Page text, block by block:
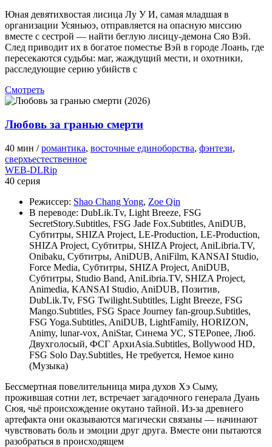
Юная девятихвостая лисица Лу У И, самая младшая в
организации Усяньюэ, отправляется на опасную миссию
вместе с сестрой — найти беглую лисицу-демона Сяо Вэй.
След приводит их в богатое поместье Вэй в городе Лоань, где
пересекаются судьбы: маг, жаждущий мести, и охотники,
расследующие серию убийств с
Смотреть
Любовь за гранью смерти
40 мин /романтика, восточные единоборства, фэнтези,
сверхъестественное
WEB-DLRip
40 серия
Режиссер: Shao Chang Yong, Zoe Qin
В переводе: DubLik.Tv, Light Breeze, FSG
SecretStory.Subtitles, FSG Jade Fox.Subtitles, AniDUB,
Субтитры, SHIZA Project, LE-Production, LE-Production,
SHIZA Project, Субтитры, SHIZA Project, AniLibria.TV,
Onibaku, Субтитры, AniDUB, AniFilm, KANSAI Studio,
Force Media, Субтитры, SHIZA Project, AniDUB,
Субтитры, Studio Band, AniLibria.TV, SHIZA Project,
Animedia, KANSAI Studio, AniDUB, Позитив,
DubLik.Tv, FSG Twilight.Subtitles, Light Breeze, FSG
Mango.Subtitles, FSG Space Journey fan-group.Subtitles,
FSG Yoga.Subtitles, AniDUB, LightFamily, HORIZON,
Animy, lunar-vox, AniStar, Синема УС, STEPonee, Люб.
Двухголосый, ФСГ АрхиAsia.Subtitles, Bollywood HD,
FSG Solo Day.Subtitles, Не требуется, Немое кино
(Музыка)
Бессмертная повелительница мира духов Хэ Сыму,
прожившая сотни лет, встречает загадочного генерала Дуань
Сюя, чьё происхождение окутано тайной. Из-за древнего
артефакта они оказываются магически связаны — начинают
чувствовать боль и эмоции друг друга. Вместе они пытаются
разобраться в происходящем